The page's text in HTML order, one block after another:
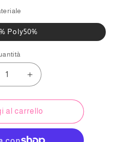
Poly50%
Aumenta
quantità
per
MONTER
Maglia
al carrello